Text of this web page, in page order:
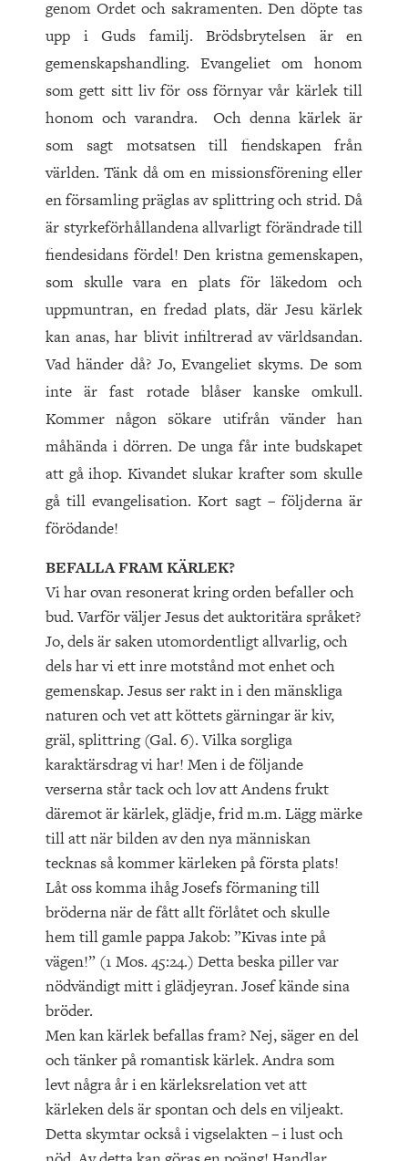
genom Ordet och sakramenten. Den döpte tas
upp i Guds familj. Brödsbrytelsen är en
gemenskapshandling. Evangeliet om honom
som gett sitt liv för oss förnyar vår kärlek till
honom och varandra. Och denna kärlek är
som sagt motsatsen till fiendskapen från
världen. Tänk då om en missionsförening eller
en församling präglas av splittring och strid. Då
är styrkeförhållandena allvarligt förändrade till
fiendesidans fördel! Den kristna gemenskapen,
som skulle vara en plats för läkedom och
uppmuntran, en fredad plats, där Jesu kärlek
kan anas, har blivit infiltrerad av världsandan.
Vad händer då? Jo, Evangeliet skyms. De som
inte är fast rotade blåser kanske omkull.
Kommer någon sökare utifrån vänder han
måhända i dörren. De unga får inte budskapet
att gå ihop. Kivandet slukar krafter som skulle
gå till evangelisation. Kort sagt – följderna är
förödande!
BEFALLA FRAM KÄRLEK?
Vi har ovan resonerat kring orden befaller och
bud. Varför väljer Jesus det auktoritära språket?
Jo, dels är saken utomordentligt allvarlig, och
dels har vi ett inre motstånd mot enhet och
gemenskap. Jesus ser rakt in i den mänskliga
naturen och vet att köttets gärningar är kiv,
gräl, splittring (Gal. 6). Vilka sorgliga
karaktärsdrag vi har! Men i de följande
verserna står tack och lov att Andens frukt
däremot är kärlek, glädje, frid m.m. Lägg märke
till att när bilden av den nya människan
tecknas så kommer kärleken på första plats!
Låt oss komma ihåg Josefs förmaning till
bröderna när de fått allt förlåtet och skulle
hem till gamle pappa Jakob: ”Kivas inte på
vägen!” (1 Mos. 45:24.) Detta beska piller var
nödvändigt mitt i glädjeyran. Josef kände sina
bröder.
Men kan kärlek befallas fram? Nej, säger en del
och tänker på romantisk kärlek. Andra som
levt några år i en kärleksrelation vet att
kärleken dels är spontan och dels en viljeakt.
Detta skymtar också i vigselakten – i lust och